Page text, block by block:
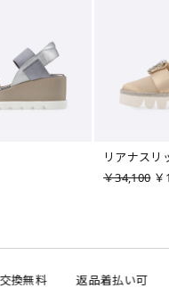
リアナスリ
￥34,100
無料 返品着払い可